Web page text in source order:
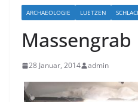
ARCHAEOLOGIE LUETZEN
Massengrab
28 Januar, 2014 admin